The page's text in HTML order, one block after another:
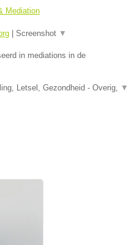
Mediation
Screenshot ▼
in mediations in de
Letsel, Gezondheid - Overig, ▼